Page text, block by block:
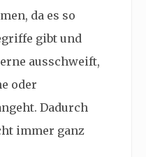
da es so
gibt und
ausschweift,
oder
Dadurch
immer ganz